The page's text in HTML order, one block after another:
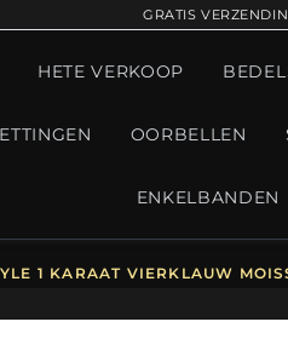
GRATIS
HETE VERKOOP
OORBELLEN
ENKELBANDEN
1 KARAAT VIERKLAUW